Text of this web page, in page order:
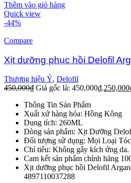
Thêm vào giỏ hàng
Quick view
-44%
Compare
Xịt dưỡng phục hồi Delofil
Thương hiệu Ý, Delofil
450,000₫ Giá gốc là: 450,000₫.250,000
Thông Tin Sản Phẩm
Xuất xứ hàng hóa: Hồng Kông
Dung tích: 260ML
Dòng sản phẩm: Xịt Dưỡng
Đối tượng sử dụng: Mọi Loại Tóc
Chỉ tiêu: Không gây kích ứng da.
Cam kết sản phẩm chính hãng
Xịt dưỡng phục hồi Delofil
4897110037288